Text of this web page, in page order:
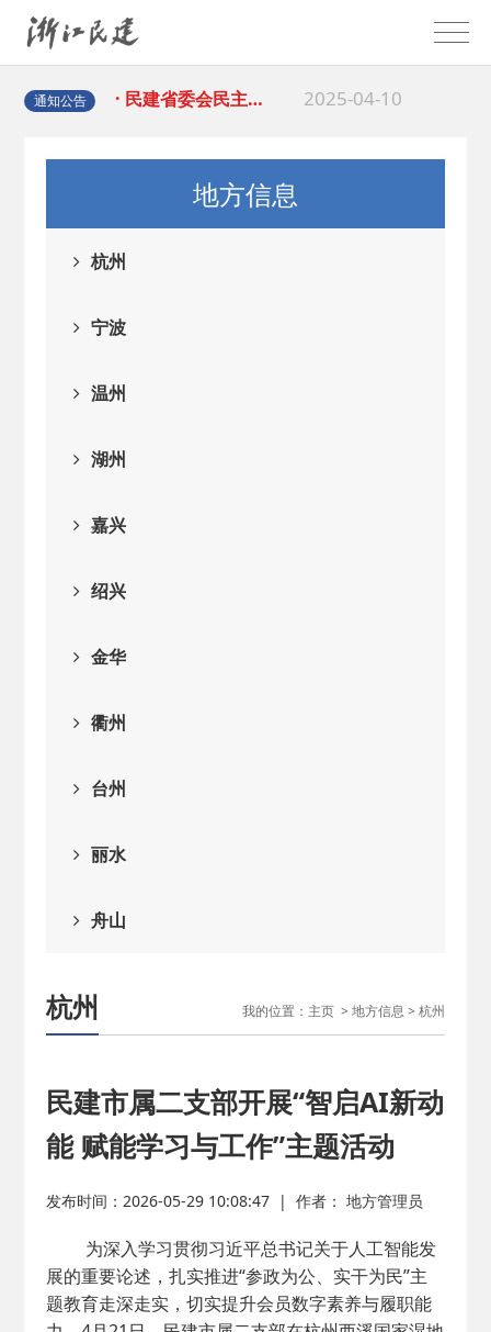
通知公告
· 民主党派整体智…
· 民建省委会民主… 2025-04-10
· 中国民主建国会… 2025-02-24
· 中国民主建国会… 2024-08-28
地方信息
杭州
宁波
温州
湖州
嘉兴
绍兴
金华
衢州
台州
丽水
舟山
杭州 我的位置： 主页> 地方信息 > 杭州
民建市属二支部开展“智启AI新动
能 赋能学习与工作”主题活动
发布时间：2026-05-29 10:08:47 |作者： 地方管理员
为深入学习贯彻习近平总书记关于人工智能发
展的重要论述，扎实推进“参政为公、实干为民”主
题教育走深走实，切实提升会员数字素养与履职能